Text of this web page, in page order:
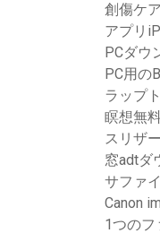
創傷ケ
アプリ
PCダウ
PC用の
ラップ
瞑想無
スリザ
窓adtダ
サファ
Canon
1つのフ